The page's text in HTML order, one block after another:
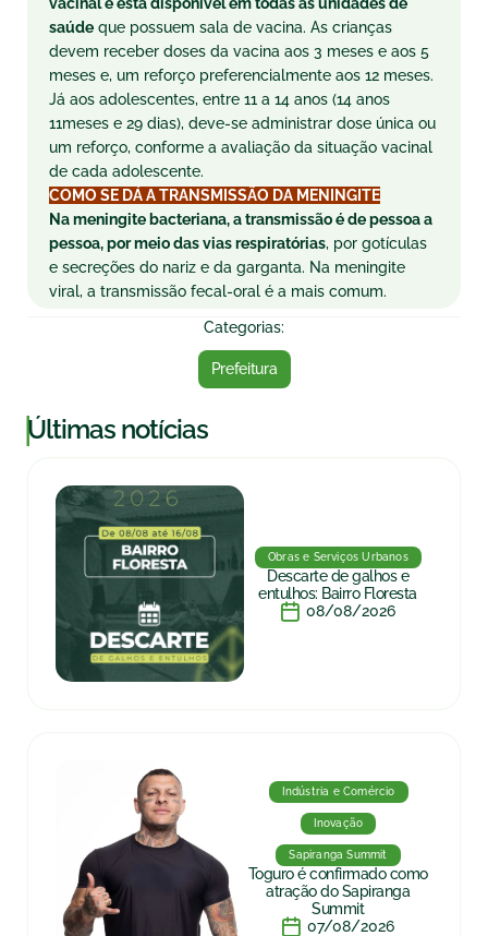
saúde que possuem sala de vacina. As crianças
devem receber doses da vacina aos 3 meses e aos 5
meses e, um reforço preferencialmente aos 12 meses.
Já aos adolescentes, entre 11 a 14 anos (14 anos
11meses e 29 dias), deve-se administrar dose única ou
um reforço, conforme a avaliação da situação vacinal
de cada adolescente.
COMO SE DÁ A TRANSMISSÃO DA MENINGITE
Na meningite bacteriana, a transmissão é de pessoa a
pessoa, por meio das vias respiratórias, por gotículas
e secreções do nariz e da garganta. Na meningite
viral, a transmissão fecal-oral é a mais comum.
Categorias:
Prefeitura
|Últimas notícias
Obras e Serviços Urbanos
Descarte de galhos e
entulhos: Bairro Floresta
08/08/2026
Indústria e Comércio
Inovação
Sapiranga Summit
Toguro é confirmado como
atração do Sapiranga
Summit
07/08/2026